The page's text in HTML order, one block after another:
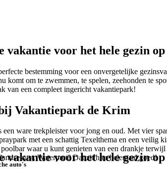
vakantie voor het hele gezin op
bestemming voor een onvergetelijke
komt om te zwemmen, te spelen, zeehonden te
van een compleet ingericht vakantiepark!
Vakantiepark de Krim
een ware trekpleister voor jong en oud. Met vier
met een schattig Texelthema en een
waar u kunt genieten van een drankje
rust. Waterpret? Dat zit hier helemaal goed!
vakantie voor het hele gezin op
auto's